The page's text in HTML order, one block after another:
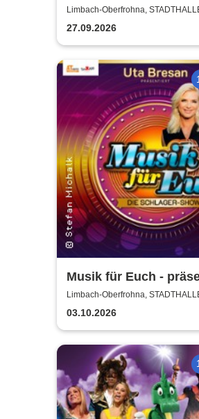
Russland - und der
eine schwierige
Limbach-Oberfrohna,
OBERFROHNA
27.09.2026
Musik für Euch -
von Uta Bresan
Limbach-Oberfrohna,
OBERFROHNA
03.10.2026